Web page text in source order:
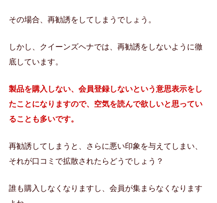
その場合、再勧誘をしてしまうでしょう。
しかし、クイーンズヘナでは、再勧誘をしないように徹
底しています。
製品を購入しない、会員登録しないという意思表示をし
たことになりますので、空気を読んで欲しいと思ってい
ることも多いです。
再勧誘してしまうと、さらに悪い印象を与えてしまい、
それが口コミで拡散されたらどうでしょう？
誰も購入しなくなりますし、会員が集まらなくなります